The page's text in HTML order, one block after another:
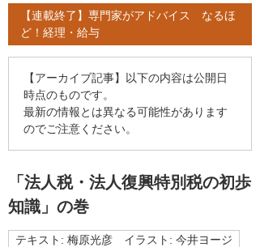
【連載終了】専門家がアドバイス なるほ
ど！経理・給与
【アーカイブ記事】以下の内容は公開日
時点のものです。
最新の情報とは異なる可能性があります
のでご注意ください。
「法人税・法人復興特別税の初歩
知識」の巻
テキスト: 梅原光彦 イラスト: 今井ヨージ